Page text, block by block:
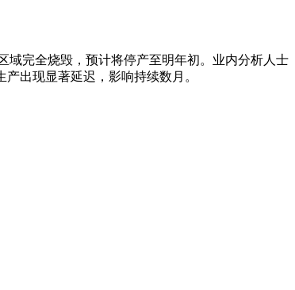
域完全烧毁，预计将停产至明年初。业内分析人士
出现显著延迟，影响持续数月。